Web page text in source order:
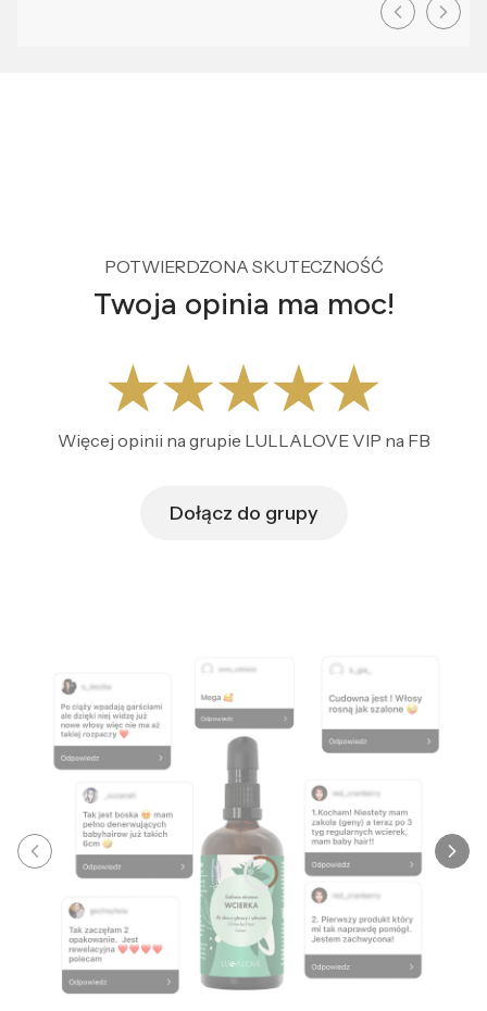
POTWIERDZONA SKUTECZNOŚĆ
Twoja opinia ma moc!
Więcej opinii na grupie LULLALOVE VIP na FB
Dołącz do grupy